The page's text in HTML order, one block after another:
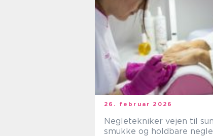
26. februar 2026
Negletekniker vejen til sunde,
smukke og holdbare negle